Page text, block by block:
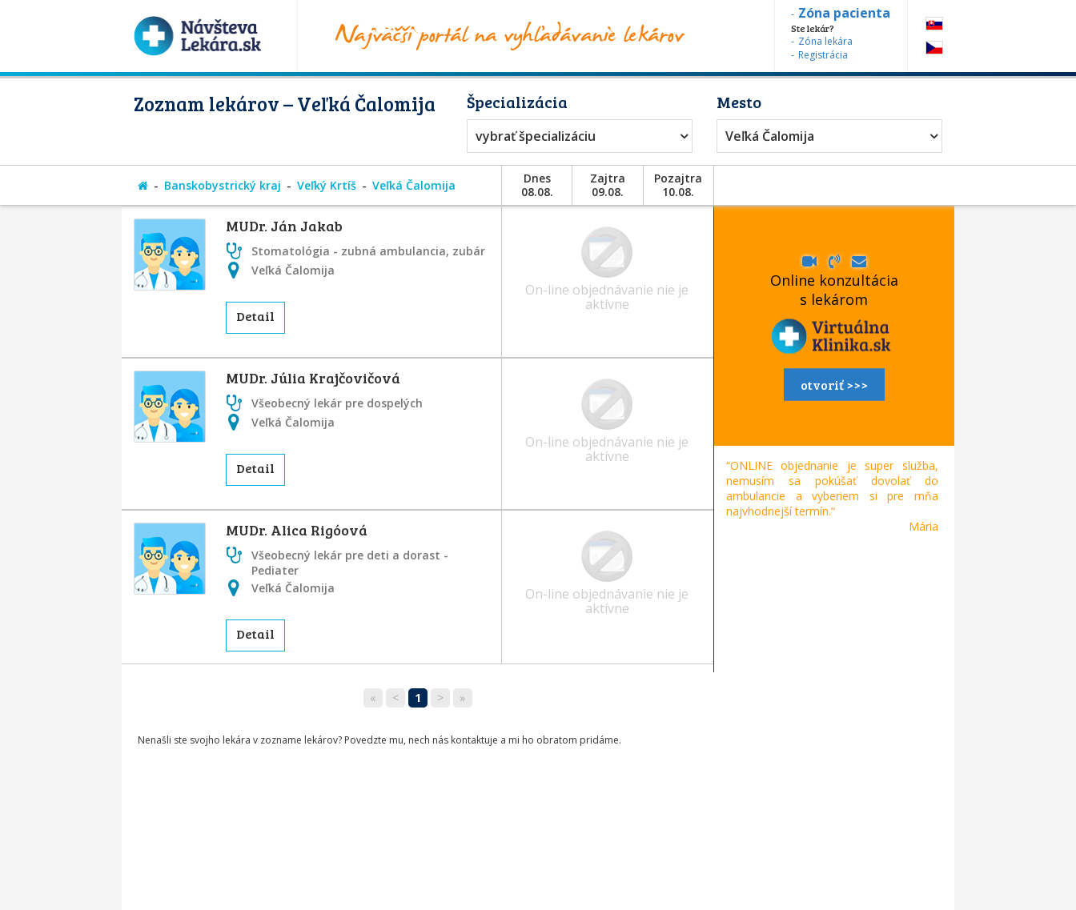
Zóna pacienta
Ste lekár?
Zóna lekára
Registrácia
Zoznam lekárov – Veľká Čalomija Špecializácia
vybrať špecializáciu
Mesto
Veľká Čalomija
Banskobystrický kraj Veľký Krtíš Veľká Čalomija
Dnes
08.08.
Zajtra
09.08.
Pozajtra
10.08.
MUDr. Ján Jakab
Stomatológia - zubná ambulancia, zubár
Veľká Čalomija
Detail
On-line objednávanie nie je
aktívne
MUDr. Júlia Krajčovičová
Všeobecný lekár pre dospelých
Veľká Čalomija
Detail
On-line objednávanie nie je
aktívne
MUDr. Alica Rigóová
Všeobecný lekár pre deti a dorast -
Pediater
Veľká Čalomija
Detail
On-line objednávanie nie je
aktívne
« < 1 > »
Nenašli ste svojho lekára v zozname lekárov? Povedzte mu, nech nás kontaktuje a mi ho obratom pridáme.
Online konzultácia
s lekárom
otvoriť >>>
“ONLINE objednanie je super služba,
nemusím sa pokúšať dovolať do
ambulancie a vyberiem si pre mňa
najvhodnejší termín.“
Mária